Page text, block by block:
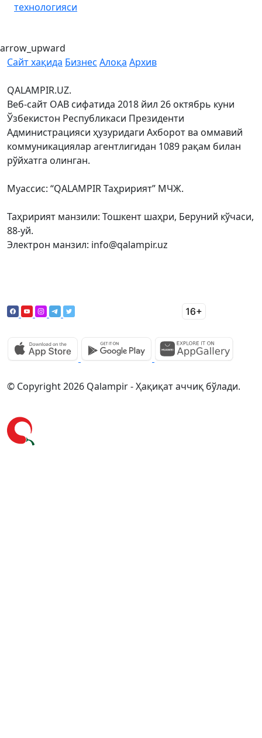
технологияси
arrow_upward
Сайт хақида Бизнес Алоқа Архив
QALAMPIR.UZ.
Веб-сайт ОАВ сифатида 2018 йил 26 октябрь куни
Ўзбекистон Республикаси Президенти
Администрацияси ҳузуридаги Ахборот ва оммавий
коммуникациялар агентлигидан 1089 рақам билан
рўйхатга олинган.
Муассис: “QALAMPIR Таҳририят” МЧЖ.
Таҳририят манзили: Тошкент шаҳри, Беруний кўчаси,
88-уй.
Электрон манзил: info@qalampir.uz
© Copyright 2026 Qalampir - Ҳақиқат аччиқ бўлади.